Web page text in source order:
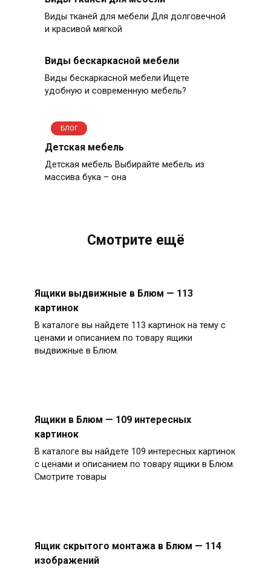
Виды тканей для мебели Для долговечной
и красивой мягкой
Виды бескаркасной мебели
Виды бескаркасной мебели Ищете
удобную и современную мебель?
БЛОГ
Детская мебель
Детская мебель Выбирайте мебель из
массива бука – она
Смотрите ещё
Ящики выдвижные в Блюм — 113
картинок
В каталоге вы найдете 113 картинок на тему с
ценами и описанием по товару ящики
выдвижные в Блюм.
Ящики в Блюм — 109 интересных
картинок
В каталоге вы найдете 109 интересных картинок
с ценами и описанием по товару ящики в Блюм.
Смотрите товары
Ящик скрытого монтажа в Блюм — 114
изображений